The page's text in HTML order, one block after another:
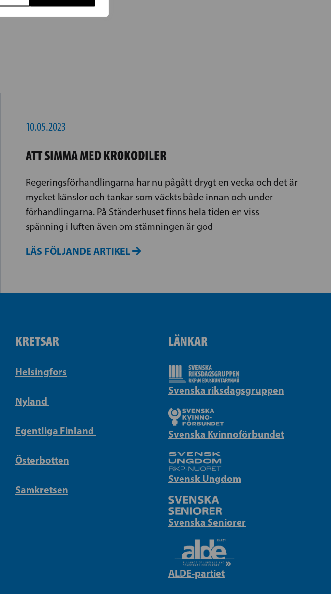
10.05.2023
ATT SIMMA MED KROKODILER
Regeringsförhandlingarna har nu pågått drygt en vecka och det är
mycket känslor och tankar som väckts både innan och under
förhandlingarna. På Ständerhuset finns hela tiden en viss
spänning i luften även om stämningen är god
LÄS FÖLJANDE ARTIKEL
KRETSAR
Helsingfors
Nyland
Egentliga Finland
Österbotten
Samkretsen
LÄNKAR
Svenska riksdagsgruppen
Svenska Kvinnoförbundet
Svensk Ungdom
Svenska Seniorer
ALDE-partiet